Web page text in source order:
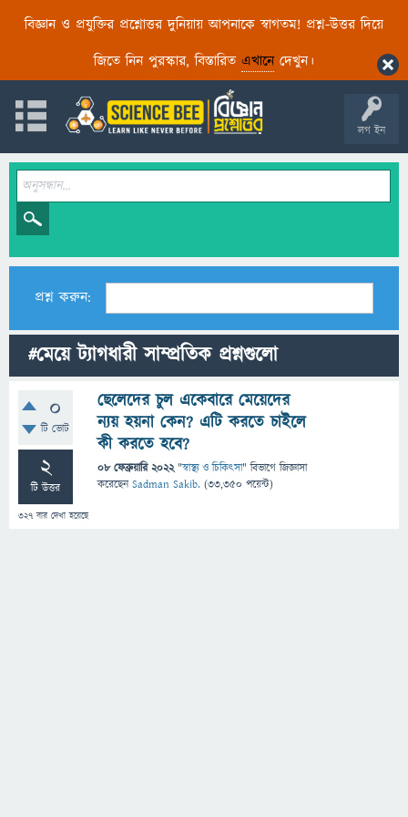
বিজ্ঞান ও প্রযুক্তির প্রশ্নোত্তর দুনিয়ায় আপনাকে স্বাগতম! প্রশ্ন-উত্তর দিয়ে
জিতে নিন পুরস্কার, বিস্তারিত এখানেদেখুন।
লগ ইন
প্রশ্ন করুন:
#মেয়ে ট্যাগধারী সাম্প্রতিক প্রশ্নগুলো
0
টি ভোট
2
টি উত্তর
327 বার দেখা হয়েছে
ছেলেদের চুল একেবারে মেয়েদের
ন্যয় হয়না কেন? এটি করতে চাইলে
কী করতে হবে?
08 ফেব্রুয়ারি 2022 "স্বাস্থ্য ও চিকিৎসা" বিভাগে জিজ্ঞাসা
করেছেনSadman Sakib. (33,350 পয়েন্ট)